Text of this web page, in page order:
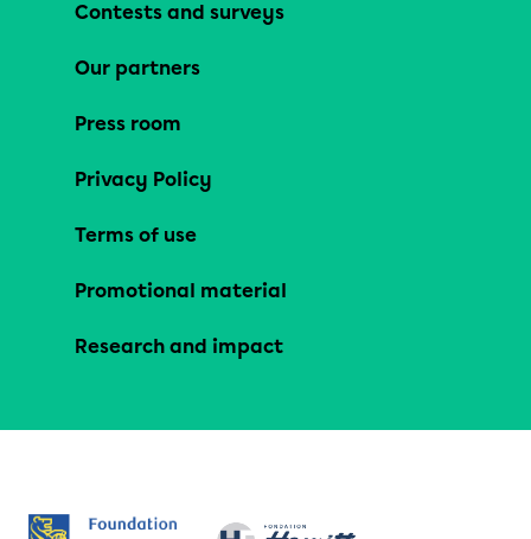
Contests and surveys
Our partners
Press room
Privacy Policy
Terms of use
Promotional material
Research and impact